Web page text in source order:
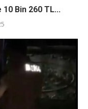
Bin 260 TL...